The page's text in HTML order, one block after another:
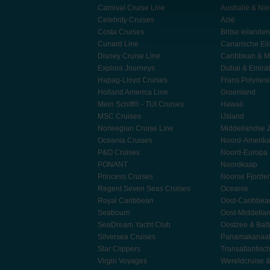
Carnival Cruise Line
Celebrity Cruises
Costa Cruises
Cunard Line
Disney Cruise Line
Explora Journeys
Hapag-Lloyd Cruises
Holland America Line
Mein Schiff® - TUI Cruises
MSC Cruises
Norwegian Cruise Line
Oceania Cruises
P&O Cruises
PONANT
Princess Cruises
Regent Seven Seas Cruises
Royal Caribbean
Seabourn
SeaDream Yacht Club
Silversea Cruises
Star Clippers
Virgin Voyages
Australië &
Azië
Britse eilanden
Canarische
Caribbean &
Dubai &
Frans
Groenland
Hawaii
IJsland
Middellandse
Noord-Amerika
Noord-Europa
Noordkaap
Noorse
Oceanie
Oost-
Oost-
Oostzee &
Panamakanaal
Transatlantisch
Wereldcruise